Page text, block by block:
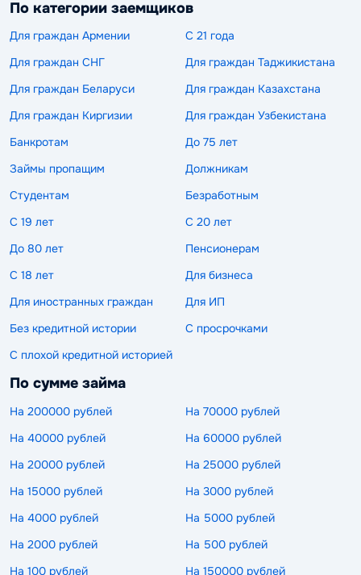
По категории заемщиков
Для граждан Армении
С 21 года
Для граждан СНГ
Для граждан Таджикистана
Для граждан Беларуси
Для граждан Казахстана
Для граждан Киргизии
Для граждан Узбекистана
Банкротам
До 75 лет
Займы пропащим
Должникам
Студентам
Безработным
С 19 лет
С 20 лет
До 80 лет
Пенсионерам
С 18 лет
Для бизнеса
Для иностранных граждан
Для ИП
Без кредитной истории
С просрочками
С плохой кредитной историей
По сумме займа
На 200000 рублей
На 70000 рублей
На 40000 рублей
На 60000 рублей
На 20000 рублей
На 25000 рублей
На 15000 рублей
На 3000 рублей
На 4000 рублей
На 5000 рублей
На 2000 рублей
На 500 рублей
На 100 рублей
На 150000 рублей